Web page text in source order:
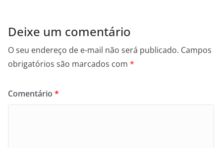
Deixe um comentário
O seu endereço de e-mail não será publicado. Campos
obrigatórios são marcados com *
Comentário *